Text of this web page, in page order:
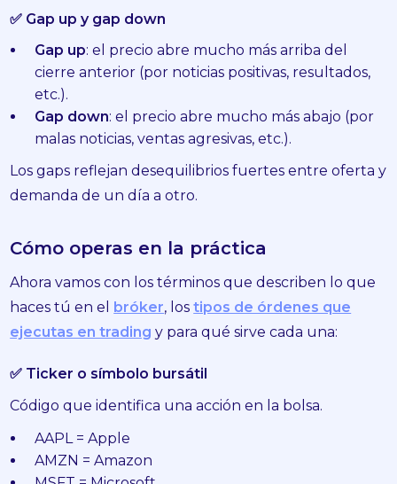
✅ Gap up y gap down
Gap up: el precio abre mucho más arriba del
cierre anterior (por noticias positivas, resultados,
etc.).
Gap down: el precio abre mucho más abajo (por
malas noticias, ventas agresivas, etc.).
Los gaps reflejan desequilibrios fuertes entre oferta y
demanda de un día a otro.
Cómo operas en la práctica
Ahora vamos con los términos que describen lo que
haces tú en el bróker, lostipos de órdenes que
ejecutas en trading y para qué sirve cada una:
✅ Ticker o símbolo bursátil
Código que identifica una acción en la bolsa.
AAPL = Apple
AMZN = Amazon